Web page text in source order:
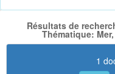
Résultats de
Thématique:
1